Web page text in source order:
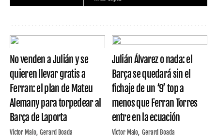
No venden a Julián y se
quieren llevar gratis a
Ferran: el plan de Mateu
Alemany para torpedear al
Barça de Laporta
Víctor Malo Gerard Boada
Julián Álvarez o nada: el
Barça se quedará sin el
fichaje de un ‘9’ top a
menos que Ferran Torres
entre en la ecuación
Víctor Malo Gerard Boada